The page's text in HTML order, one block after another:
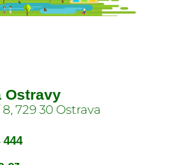
Ostravy
729 30 Ostrava
444